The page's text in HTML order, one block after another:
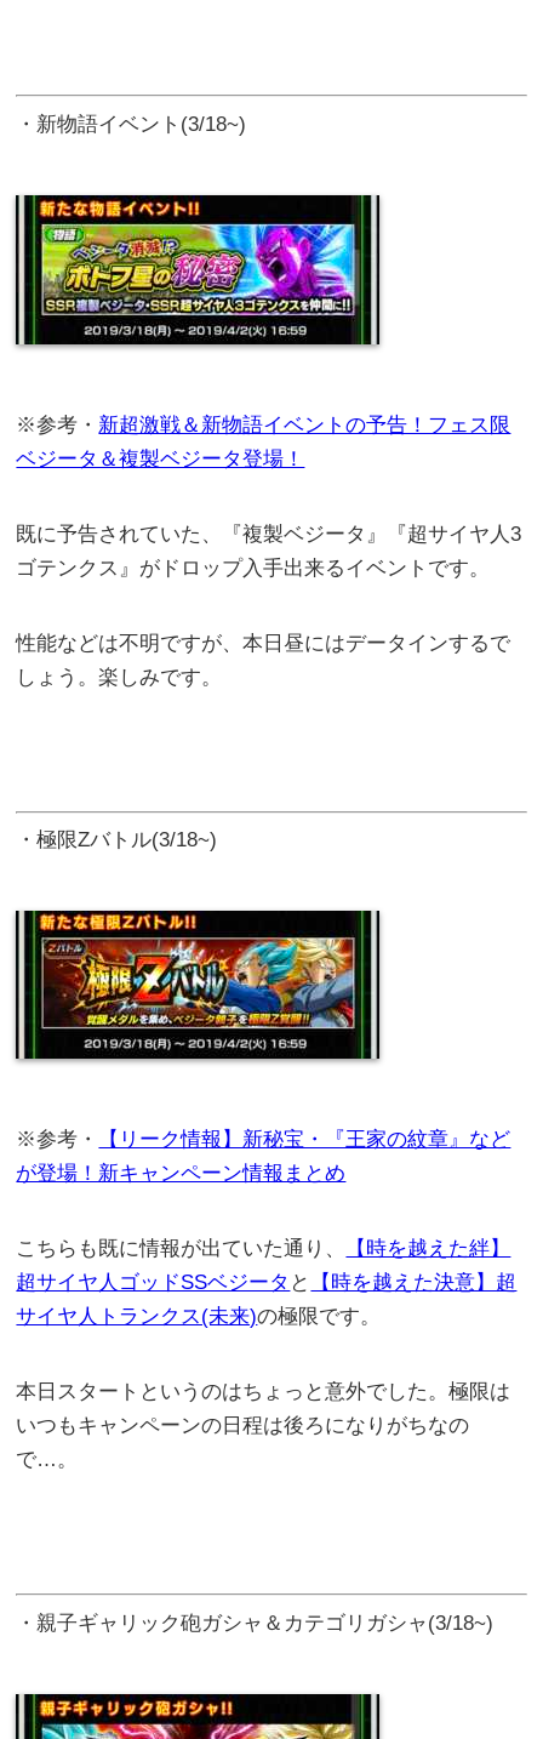
・新物語イベント(3/18~)
※参考・ 新超激戦＆新物語イベントの予告！フェス限
ベジータ＆複製ベジータ登場！
既に予告されていた、『複製ベジータ』『超サイヤ人3
ゴテンクス』がドロップ入手出来るイベントです。
性能などは不明ですが、本日昼にはデータインするで
しょう。楽しみです。
・極限Zバトル(3/18~)
※参考・
【リーク情報】新秘宝・『王家の紋章』など
が登場！新キャンペーン情報まとめ
こちらも既に情報が出ていた通り、
【時を越えた絆】
超サイヤ人ゴッドSSベジータ と
【時を越えた決意】超
サイヤ人トランクス(未来)の極限です。
本日スタートというのはちょっと意外でした。極限は
いつもキャンペーンの日程は後ろになりがちなの
で…。
・親子ギャリック砲ガシャ＆カテゴリガシャ(3/18~)